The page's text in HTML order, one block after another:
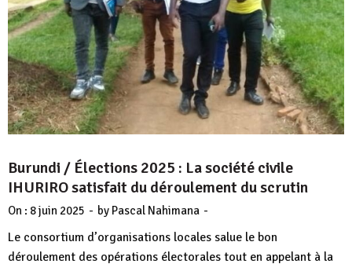
Burundi / Élections 2025 : La société civile
IHURIRO satisfait du déroulement du scrutin
On : 8 juin 2025 - by Pascal Nahimana -
Le consortium d’organisations locales salue le bon
déroulement des opérations électorales tout en appelant à la